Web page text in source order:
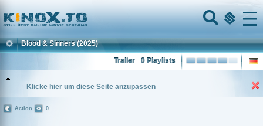
Home
Menu
Blood & Sinners (2025)
0 Playlists
Trailer
Klicke hier um diese Seite anzupassen
Action 0